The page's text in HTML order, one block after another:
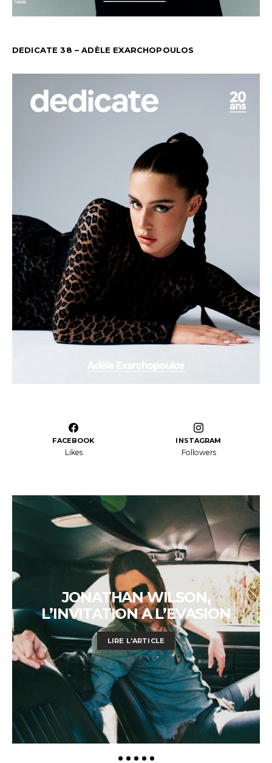
DEDICATE 38 – ADÈLE EXARCHOPOULOS
FACEBOOK
Likes
INSTAGRAM
Followers
JONATHAN WILSON,
L’INVITATION A L’EVASION
LIRE L'ARTICLE